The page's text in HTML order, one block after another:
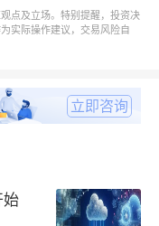
的价格、销量、市
要应用领域的消费
着重分析中国市场
。
点及立场。特别提醒，投资决
实际操作建议，交易风险自
立即咨询
始